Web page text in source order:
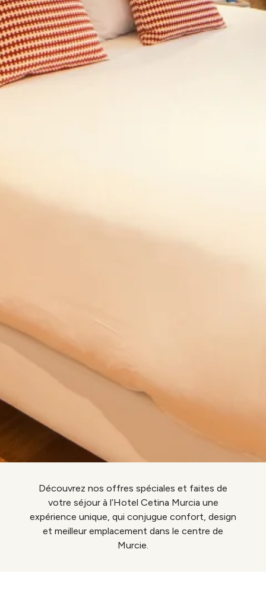
Découvrez nos offres spéciales et faites de
votre séjour à l’Hotel Cetina Murcia une
expérience unique, qui conjugue confort, design
et meilleur emplacement dans le centre de
Murcie.